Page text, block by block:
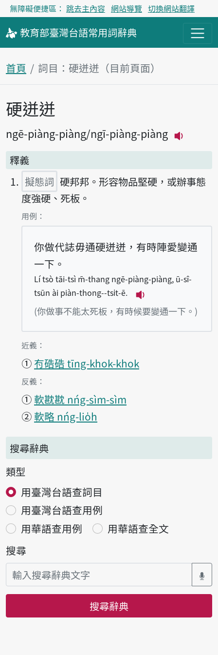
無障礙便捷區： 跳去主內容 網站導覽 切換網站翻譯
教育部臺灣台語常用詞辭典
首頁 詞目：硬迸迸（目前頁面）
主內容區塊
硬迸迸
ngē-piàng-piàng ngī-piàng-piàng
釋義
擬態詞 硬邦邦。形容物品堅硬，或辦事態
度強硬、死板。
第1項釋義的
用例：
你做代誌毋通硬迸迸，有時陣愛變通
一下。
Lí tsò tāi-tsì m̄-thang ngē-piàng-piàng, ū-sî-
tsūn ài piàn-thong--tsi̍t-ē.
播放例句Lí tsò
(你做事不能太死板，有時候要變通一下。)
第1項釋義的
近義：
① 𠕇硞硞 tīng-khok-khok
第1項釋義的
反義：
① 軟㽎㽎 nńg-sìm-sìm
② 軟略 nńg-lio̍h
搜尋辭典
類型
用臺灣台語查詞目
用臺灣台語查用例
用華語查用例
用華語查全文
搜尋
搜尋辭典